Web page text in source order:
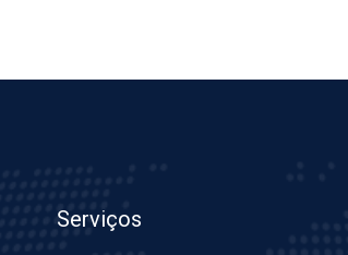
Serviços